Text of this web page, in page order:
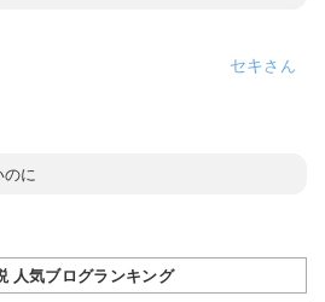
セキ
に
人気ブログランキング